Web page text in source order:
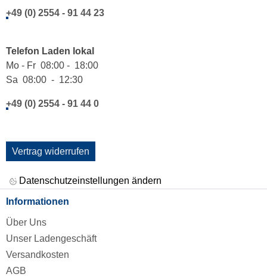
+49 (0) 2554 - 91 44 23
Telefon Laden lokal
Mo - Fr 08:00 - 18:00
Sa 08:00 - 12:30
+49 (0) 2554 - 91 44 0
Vertrag widerrufen
Datenschutzeinstellungen ändern
Informationen
Über Uns
Unser Ladengeschäft
Versandkosten
AGB